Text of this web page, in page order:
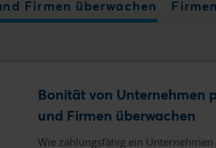
Firmen überwachen
Bonität von Unternehmen
und Firmen überwachen
Wie zahlungsfähig ein Unternehmen